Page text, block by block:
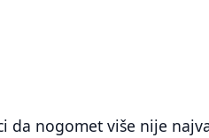
da nogomet više nije